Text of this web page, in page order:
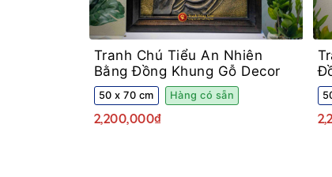
Tranh Chú Tiểu An Nhiên
Bằng Đồng Khung Gỗ Decor
50 x 70 cm Hàng có sẵn
2,200,000₫